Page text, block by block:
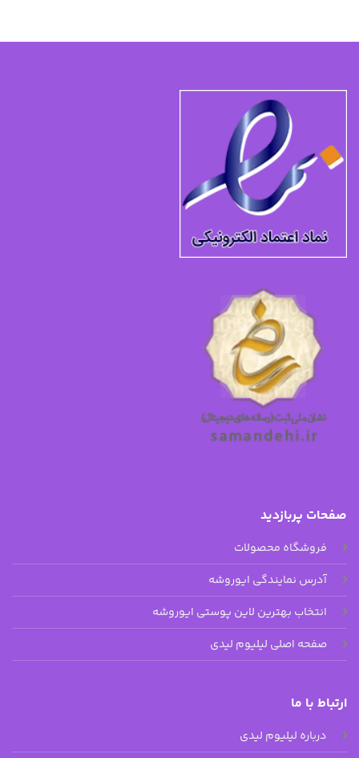
ارتباط با ما
درباره لیلیوم لیدی
صفحات پربازدید
فروشگاه محصولات
آدرس نمایندگی ایوروشه
انتخاب بهترین لاین پوستی ایوروشه
صفحه اصلی لیلیوم لیدی